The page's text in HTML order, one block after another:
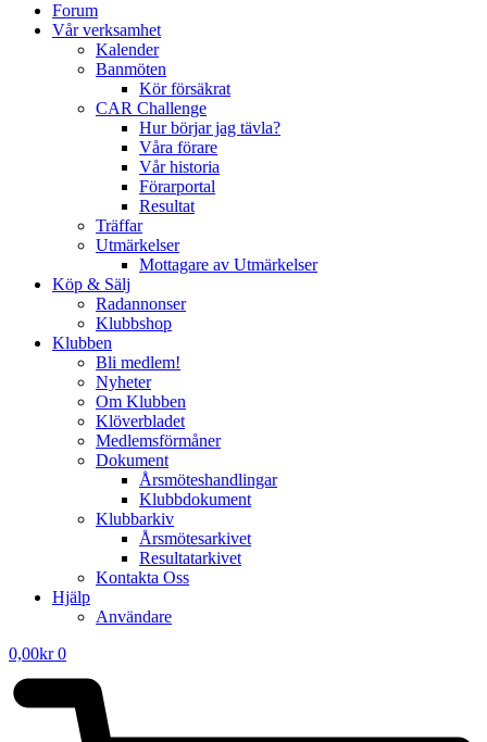
Forum
Vår verksamhet
Kalender
Banmöten
Kör försäkrat
CAR Challenge
Hur börjar jag tävla?
Våra förare
Vår historia
Förarportal
Resultat
Träffar
Utmärkelser
Mottagare av Utmärkelser
Köp & Sälj
Radannonser
Klubbshop
Klubben
Bli medlem!
Nyheter
Om Klubben
Klöverbladet
Medlemsförmåner
Dokument
Årsmöteshandlingar
Klubbdokument
Klubbarkiv
Årsmötesarkivet
Resultatarkivet
Kontakta Oss
Hjälp
Användare
0,00kr 0